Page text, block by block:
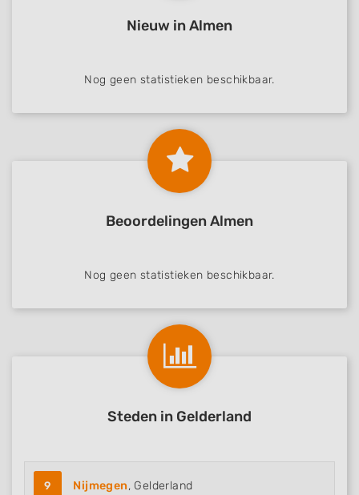
Nieuw in Almen
Nog geen statistieken beschikbaar.
Beoordelingen Almen
Nog geen statistieken beschikbaar.
Steden in Gelderland
9 Nijmegen, Gelderland